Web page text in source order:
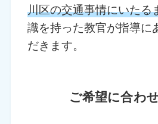
川区の交通事情にいたる
識を持った教官が指導に
だきます。
ご希望に合わ